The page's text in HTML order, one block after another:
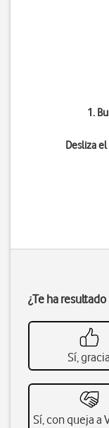
1.
Desliza
¿Te ha
Sí,
Sí, con queja a